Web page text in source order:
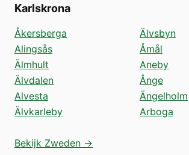
Karlskrona
Åkersberga
Alingsås
Älmhult
Älvdalen
Alvesta
Älvkarleby
Älvsbyn
Åmål
Aneby
Ånge
Ängelholm
Arboga
Bekijk Zweden →